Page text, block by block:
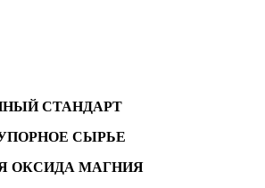
СТАНДАРТ
СЫРЬЕ
ОКСИДА МАГНИЯ